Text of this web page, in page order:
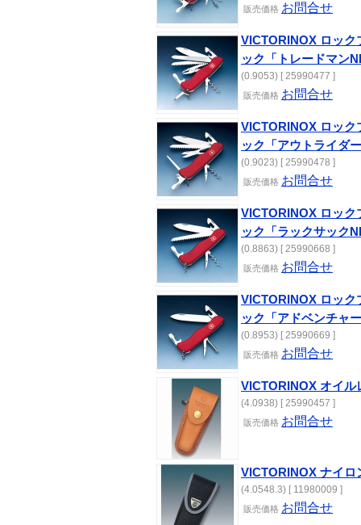
販売価格 お問合せ
VICTORINOX ロック
ック「トレードマン
(0.9053) [ 25990477 ]
販売価格 お問合せ
VICTORINOX ロック
ック「アウトライダ
(0.9023) [ 25990478 ]
販売価格 お問合せ
VICTORINOX ロック
ック「ラックサック
(0.8863) [ 25990668 ]
販売価格 お問合せ
VICTORINOX ロック
ック「アドベンチャ
(0.8953) [ 25990669 ]
販売価格 お問合せ
VICTORINOX オイ
(4.0938) [ 25990457 ]
販売価格 お問合せ
VICTORINOX ナイ
(4.0548.3) [ 11980009 ]
販売価格 お問合せ